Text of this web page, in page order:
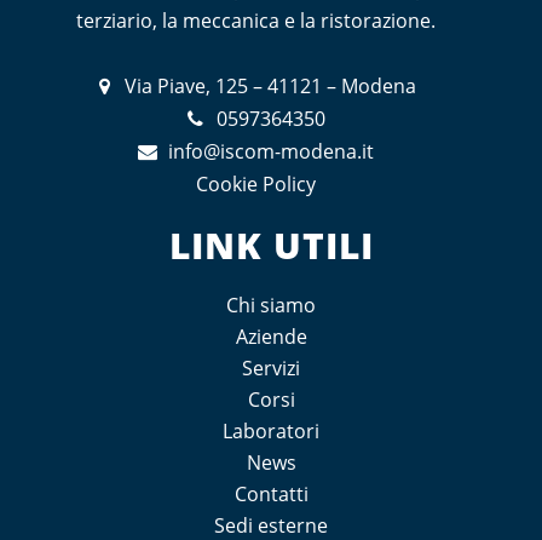
terziario, la meccanica e la ristorazione.
Via Piave, 125 – 41121 – Modena
0597364350
info@iscom-modena.it
Cookie Policy
LINK UTILI
Chi siamo
Aziende
Servizi
Corsi
Laboratori
News
Contatti
Sedi esterne